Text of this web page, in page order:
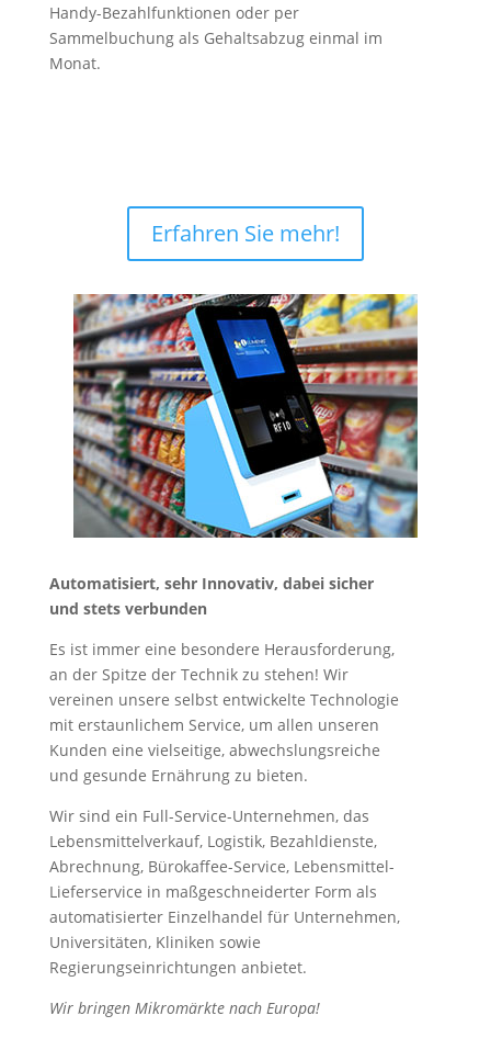
Handy-Bezahlfunktionen oder per
Sammelbuchung als Gehaltsabzug einmal im
Monat.
Erfahren Sie mehr!
Automatisiert, sehr Innovativ, dabei sicher
und stets verbunden
Es ist immer eine besondere Herausforderung,
an der Spitze der Technik zu stehen! Wir
vereinen unsere selbst entwickelte Technologie
mit erstaunlichem Service, um allen unseren
Kunden eine vielseitige, abwechslungsreiche
und gesunde Ernährung zu bieten.
Wir sind ein Full-Service-Unternehmen, das
Lebensmittelverkauf, Logistik, Bezahldienste,
Abrechnung, Bürokaffee-Service, Lebensmittel-
Lieferservice in maßgeschneiderter Form als
automatisierter Einzelhandel für Unternehmen,
Universitäten, Kliniken sowie
Regierungseinrichtungen anbietet.
Wir bringen Mikromärkte nach Europa!